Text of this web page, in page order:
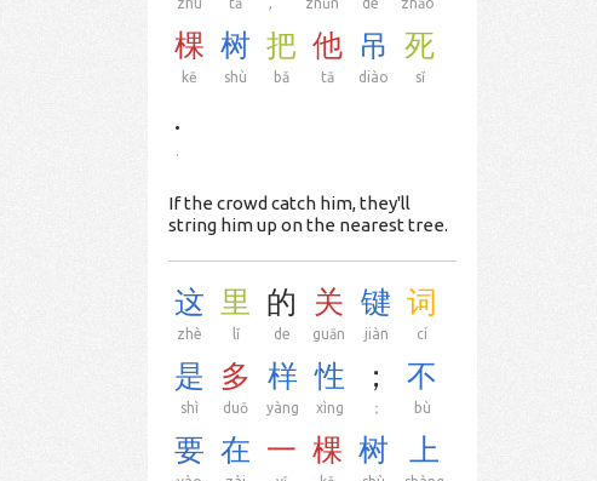
棵
kē
树
shù
把
bǎ
他
tā
吊
diào
死
sǐ
.
.
If the crowd catch him, they'll
string him up on the nearest tree.
这
zhè
里
lǐ
的
de
关
guān
键
jiàn
词
cí
是
shì
多
duō
样
yàng
性
xìng
；
；
不
bù
要 在 一 棵 树 上